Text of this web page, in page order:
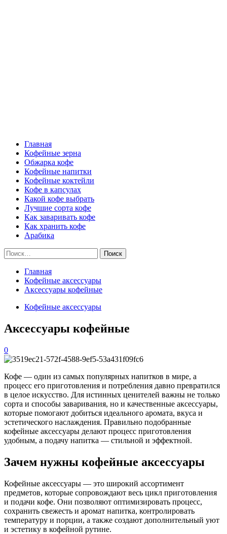
Главная
Кофейные зерна
Обжарка кофе
Кофейные напитки
Кофейные коктейли
Кофе в капсулах
Какой кофе выбрать
Лучшие сорта кофе
Как заваривать кофе
Как хранить кофе
Арабика
Найти:
Главная
Кофейные аксессуары
Аксессуары кофейные
Кофейные аксессуары
Аксессуары кофейные
0
Кофе — один из самых популярных напитков в мире, а
процесс его приготовления и потребления давно превратился
в целое искусство. Для истинных ценителей важны не только
сорта и способы заваривания, но и качественные аксессуары,
которые помогают добиться идеального аромата, вкуса и
эстетического наслаждения. Правильно подобранные
кофейные аксессуары делают процесс приготовления
удобным, а подачу напитка — стильной и эффектной.
Зачем нужны кофейные аксессуары
Кофейные аксессуары — это широкий ассортимент
предметов, которые сопровождают весь цикл приготовления
и подачи кофе. Они позволяют оптимизировать процесс,
сохранить свежесть и аромат напитка, контролировать
температуру и порции, а также создают дополнительный уют
и эстетику в кофейной рутине.